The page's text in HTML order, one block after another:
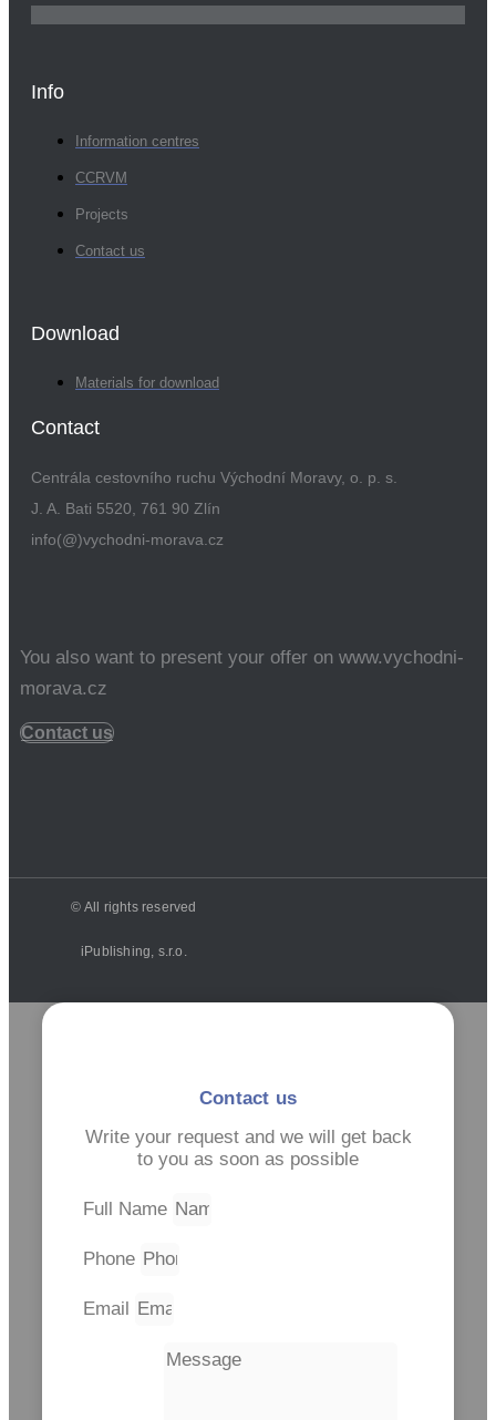
Info
Information centres
CCRVM
Projects
Contact us
Download
Materials for download
Contact
Centrála cestovního ruchu Východní Moravy, o. p. s.
J. A. Bati 5520, 761 90 Zlín
info(@)vychodni-morava.cz
You also want to present your offer on www.vychodni-
morava.cz
Contact us
© All rights reserved
iPublishing, s.r.o.
Contact us
Write your request and we will get back
to you as soon as possible
Full Name
Phone
Email